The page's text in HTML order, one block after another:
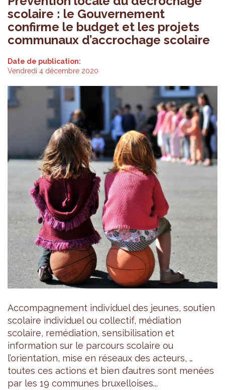
scolaire : le Gouvernement
confirme le budget et les projets
communaux d’accrochage scolaire
Date de publication:
Vendredi 4 décembre 2020
Accompagnement individuel des jeunes, soutien
scolaire individuel ou collectif, médiation
scolaire, remédiation, sensibilisation et
information sur le parcours scolaire ou
l’orientation, mise en réseaux des acteurs, …
toutes ces actions et bien d’autres sont menées
par les 19 communes bruxelloises...